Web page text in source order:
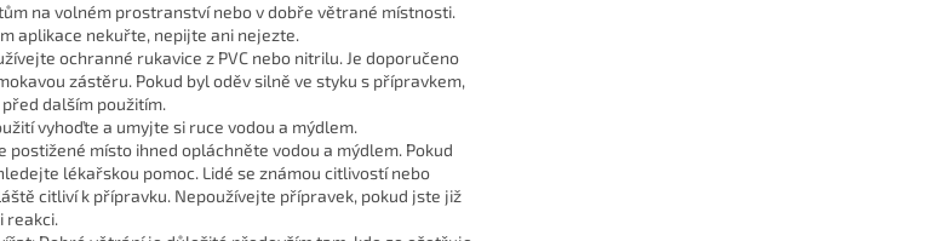
na volném prostranství nebo v dobře větrané místnosti.
aplikace nekuřte, nepijte ani nejezte.
ochranné rukavice z PVC nebo nitrilu. Je doporučeno
zástěru. Pokud byl oděv silně ve styku s přípravkem,
dalším použitím.
vyhoďte a umyjte si ruce vodou a mýdlem.
postižené místo ihned opláchněte vodou a mýdlem. Pokud
lékařskou pomoc. Lidé se známou citlivostí nebo
citliví k přípravku. Nepoužívejte přípravek, pokud jste již
reakci.